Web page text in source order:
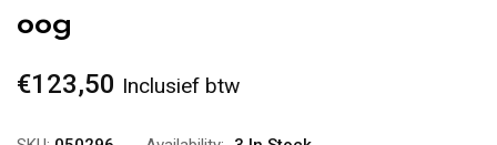
oog
€123,50 Inclusief btw